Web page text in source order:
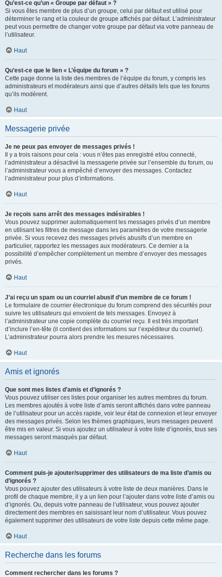
Qu’est-ce qu’un « Groupe par défaut » ?
Si vous êtes membre de plus d’un groupe, celui par défaut est utilisé pour
déterminer le rang et la couleur de groupe affichés par défaut. L’administrateur
peut vous permettre de changer votre groupe par défaut via votre panneau de
l’utilisateur.
Haut
Qu’est-ce que le lien « L’équipe du forum » ?
Cette page donne la liste des membres de l’équipe du forum, y compris les
administrateurs et modérateurs ainsi que d’autres détails tels que les forums
qu’ils modèrent.
Haut
Messagerie privée
Je ne peux pas envoyer de messages privés !
Il y a trois raisons pour cela : vous n’êtes pas enregistré et/ou connecté,
l’administrateur a désactivé la messagerie privée sur l’ensemble du forum, ou
l’administrateur vous a empêché d’envoyer des messages. Contactez
l’administrateur pour plus d’informations.
Haut
Je reçois sans arrêt des messages indésirables !
Vous pouvez supprimer automatiquement les messages privés d’un membre
en utilisant les filtres de message dans les paramètres de votre messagerie
privée. Si vous recevez des messages privés abusifs d’un membre en
particulier, rapportez les messages aux modérateurs. Ce dernier a la
possibilité d’empêcher complètement un membre d’envoyer des messages
privés.
Haut
J’ai reçu un spam ou un courriel abusif d’un membre de ce forum !
Le formulaire de courrier électronique du forum comprend des sécurités pour
suivre les utilisateurs qui envoient de tels messages. Envoyez à
l’administrateur une copie complète du courriel reçu. Il est très important
d’inclure l’en-tête (il contient des informations sur l’expéditeur du courriel).
L’administrateur pourra alors prendre les mesures nécessaires.
Haut
Amis et ignorés
Que sont mes listes d’amis et d’ignorés ?
Vous pouvez utiliser ces listes pour organiser les autres membres du forum.
Les membres ajoutés à votre liste d’amis seront affichés dans votre panneau
de l’utilisateur pour un accès rapide, voir leur état de connexion et leur envoyer
des messages privés. Selon les thèmes graphiques, leurs messages peuvent
être mis en valeur. Si vous ajoutez un utilisateur à votre liste d’ignorés, tous ses
messages seront masqués par défaut.
Haut
Comment puis-je ajouter/supprimer des utilisateurs de ma liste d’amis ou
d’ignorés ?
Vous pouvez ajouter des utilisateurs à votre liste de deux manières. Dans le
profil de chaque membre, il y a un lien pour l’ajouter dans votre liste d’amis ou
d’ignorés. Ou, depuis votre panneau de l’utilisateur, vous pouvez ajouter
directement des membres en saisissant leur nom d’utilisateur. Vous pouvez
également supprimer des utilisateurs de votre liste depuis cette même page.
Haut
Recherche dans les forums
Comment rechercher dans les forums ?